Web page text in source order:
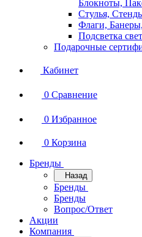
Блокноты,
Стулья,
Флаги,
Подсветка
Подарочные
Кабинет
0 Сравнение
0 Избранное
0 Корзина
Бренды
Назад
Бренды
Бренды
Вопрос/Ответ
Акции
Компания